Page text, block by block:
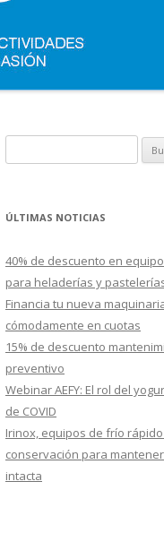
u
c
r
ÚLTIMAS NOTICIAS
40% de descuento en
para heladerías y
Financia tu nueva
cómodamente en cuotas
15% de descuento
preventivo
Webinar AEFY: El rol del
de COVID
Irinox, equipos de frío
conservación para
intacta